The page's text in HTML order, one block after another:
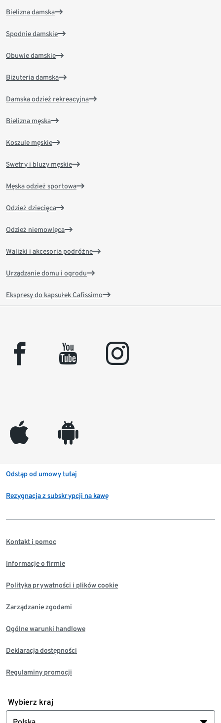
Bielizna damska
Spodnie damskie
Obuwie damskie
Biżuteria damska
Damska odzież rekreacyjna
Bielizna męska
Koszule męskie
Swetry i bluzy męskie
Męska odzież sportowa
Odzież dziecięca
Odzież niemowlęca
Walizki i akcesoria podróżne
Urządzanie domu i ogrodu
Ekspresy do kapsułek Cafissimo
facebook youtube instagram
appleinc android
Odstąp od umowy tutaj
Rezygnacja z subskrypcji na kawę
Kontakt i pomoc
Informacje o firmie
Polityka prywatności i plików cookie
Zarządzanie zgodami
Ogólne warunki handlowe
Deklaracja dostępności
Regulaminy promocji
Wybierz kraj